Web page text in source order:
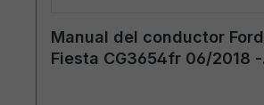
Manual del conductor Ford
Fiesta CG3654fr 06/2018 -